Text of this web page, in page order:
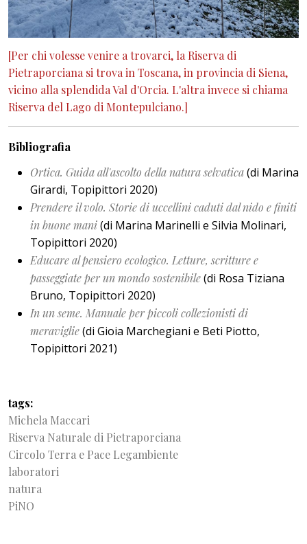
[Per chi volesse venire a trovarci, la Riserva di
Pietraporciana si trova in Toscana, in provincia di Siena,
vicino alla splendida Val d'Orcia. L'altra invece si chiama
Riserva del Lago di Montepulciano.]
Bibliografia
Ortica. Guida all'ascolto della natura selvatica(di Marina
Girardi, Topipittori 2020)
Prendere il volo. Storie di uccellini caduti dal nido e finiti
in buone mani(di Marina Marinelli e Silvia Molinari,
Topipittori 2020)
Educare al pensiero ecologico. Letture, scritture e
passeggiate per un mondo sostenibile(di Rosa Tiziana
Bruno, Topipittori 2020)
In un seme. Manuale per piccoli collezionisti di
meraviglie(di Gioia Marchegiani e Beti Piotto,
Topipittori 2021)
tags
Michela Maccari
Riserva Naturale di Pietraporciana
Circolo Terra e Pace Legambiente
laboratori
natura
PiNO